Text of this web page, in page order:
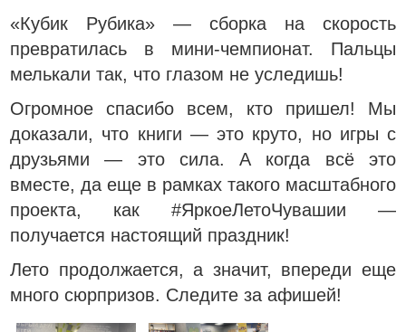
«Кубик Рубика» — сборка на скорость
превратилась в мини-чемпионат. Пальцы
мелькали так, что глазом не уследишь!
Огромное спасибо всем, кто пришел! Мы
доказали, что книги — это круто, но игры с
друзьями — это сила. А когда всё это
вместе, да еще в рамках такого масштабного
проекта, как #ЯркоеЛетоЧувашии —
получается настоящий праздник!
Лето продолжается, а значит, впереди еще
много сюрпризов. Следите за афишей!